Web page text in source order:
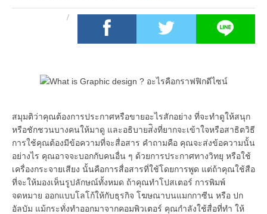
สมุมติว่าคุณต้องการประกาศหรือขายอะไรสักอย่าง ที่จะทำดูให้สนุก
หรือชักชวนบางคนให้มาดู และอธิบายส่ิงที่ยากจะเข้าใจหรือสาธิตวิธี
การใช้คุณต้องมีข้อความที่จะสื่อสาร คำถามคือ คุณจะส่งข้อความนั้น
อย่างไร คุณอาจจะบอกกับคนอื่น ๆ ด้วยการประกาศทางวิทยุ หรือใช้
เครื่องกระจายเสียง นั้นคือการสื่อสารที่ใช้โดยการพูด แต่ถ้าคุณใช้สือ
ที่จะให้มองเห็นรูปลักษณ์ทั้งหมด ถ้าคุณทำโปสเตอร์ การพิมพ์
จดหมาย ออกแบบโลโก้ให้กับธุรกิจ โฆษณาบนแมกกาซีน หรือ ปก
อัลบัม แม้กระทั่งทำออกมาจากคอมพิวเตอร์ คุณกำลังใช้สื่อที่ทำ ให้